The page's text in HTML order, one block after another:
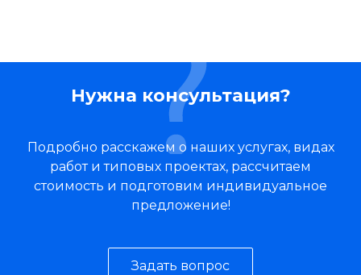
Нужна консультация?
Подробно расскажем о наших услугах, видах
работ и типовых проектах, рассчитаем
стоимость и подготовим индивидуальное
предложение!
Задать вопрос